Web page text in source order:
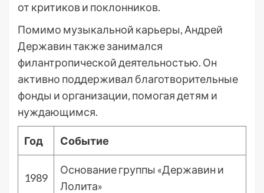
от критиков и поклонников.
Помимо музыкальной карьеры, Андрей
Державин также занимался
филантропической деятельностью. Он
активно поддерживал благотворительные
фонды и организации, помогая детям и
нуждающимся.
Год Событие
1989
Основание группы «Державин и
Лолита»